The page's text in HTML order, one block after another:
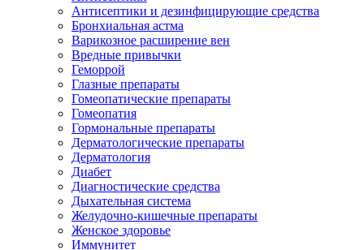
Антисептики и дезинфицирующие средства
Бронхиальная астма
Варикозное расширение вен
Вредные привычки
Геморрой
Глазные препараты
Гомеопатические препараты
Гомеопатия
Гормональные препараты
Дерматологические препараты
Дерматология
Диабет
Диагностические средства
Дыхательная система
Желудочно-кишечные препараты
Женское здоровье
Иммунитет